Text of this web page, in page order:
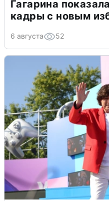
Гагарина
кадры с новым
6 августа 52